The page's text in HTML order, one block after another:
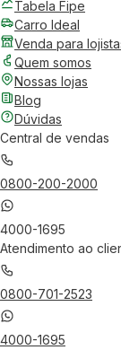
Tabela Fipe
Carro Ideal
Venda para
Quem somos
Nossas lojas
Blog
Dúvidas
Central de vendas
0800-200-2000
4000-1695
Atendimento ao
0800-701-2523
4000-1695